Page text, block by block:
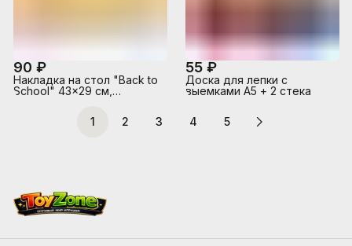
90 ₽
Накладка на стол "Back to
School" 43x29 см,
окантовкой и застежкой-
55 ₽
Доска для лепки с
выемками А5 + 2 стека
1 2 3 4 5